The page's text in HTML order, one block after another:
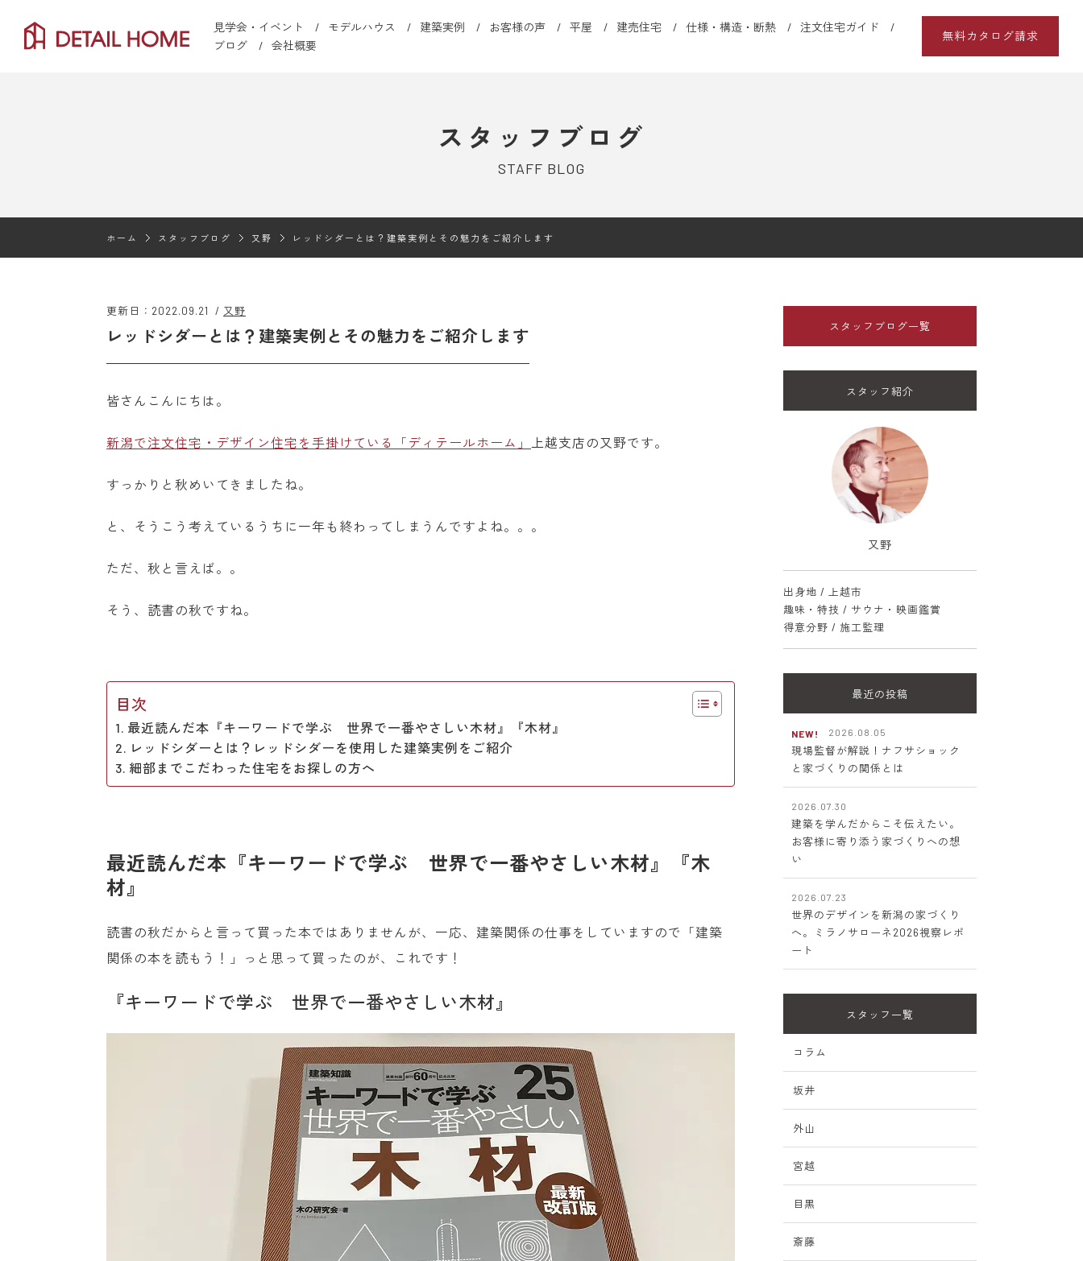
見学会・イベント モデルハウス 建築実例 お客様の声 平屋 建売住宅 仕様・構造・断熱
注文住宅ガイド
ブログ
会社概要
無料カタログ請求
スタッフブログ
STAFF BLOG
ホーム スタッフブログ 又野 レッドシダーとは？建築実例とその魅力をご紹介します
更新日：2022.09.21 / 又野
レッドシダーとは？建築実例とその魅力をご紹介します
皆さんこんにちは。
新潟で注文住宅・デザイン住宅を手掛けている「ディテールホーム」 上越支店の又野です。
すっかりと秋めいてきましたね。
と、そうこう考えているうちに一年も終わってしまうんですよね。。。
ただ、秋と言えば。。
そう、読書の秋ですね。
目次
最近読んだ本『キーワードで学ぶ 世界で一番やさしい木材』『木材』
レッドシダーとは？レッドシダーを使用した建築実例をご紹介
細部までこだわった住宅をお探しの方へ
最近読んだ本『キーワードで学ぶ 世界で一番やさしい木材』『木
材』
読書の秋だからと言って買った本ではありませんが、一応、建築関係の仕事をしていますので「建築
関係の本を読もう！」っと思って買ったのが、これです！
『キーワードで学ぶ 世界で一番やさしい木材』
スタッフブログ一覧
スタッフ紹介
又野
出身地 / 上越市
趣味・特技 / サウナ・映画鑑賞
得意分野 / 施工監理
最近の投稿
NEW! 2026.08.05
現場監督が解説！ナフサショック
と家づくりの関係とは
2026.07.30
建築を学んだからこそ伝えたい。
お客様に寄り添う家づくりへの想
い
2026.07.23
世界のデザインを新潟の家づくり
へ。ミラノサローネ2026視察レポ
ート
スタッフ一覧
コラム
坂井
外山
宮越
目黒
斎藤